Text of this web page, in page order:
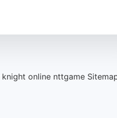
knight online nttgame